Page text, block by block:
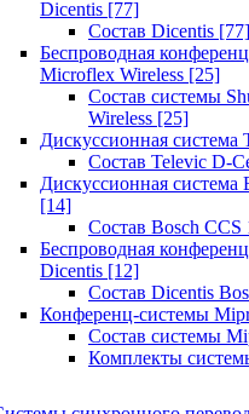
Dicentis [77]
Состав Dicentis [77]
Беспроводная
Microflex Wireless [25]
Состав системы
Wireless [25]
Дискуссионная система
Состав Televic D-
Дискуссионная система
[14]
Состав Bosch CCS
Беспроводная
Dicentis [12]
Состав Dicentis
Конференц-системы
Состав системы
Комплекты